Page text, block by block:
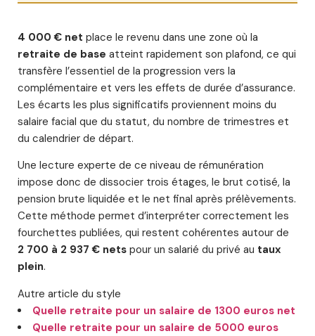
4 000 € net place le revenu dans une zone où la
retraite de base atteint rapidement son plafond, ce qui
transfère l’essentiel de la progression vers la
complémentaire et vers les effets de durée d’assurance.
Les écarts les plus significatifs proviennent moins du
salaire facial que du statut, du nombre de trimestres et
du calendrier de départ.
Une lecture experte de ce niveau de rémunération
impose donc de dissocier trois étages, le brut cotisé, la
pension brute liquidée et le net final après prélèvements.
Cette méthode permet d’interpréter correctement les
fourchettes publiées, qui restent cohérentes autour de
2 700 à 2 937 € nets pour un salarié du privé au taux
plein.
Autre article du style
Quelle retraite pour un salaire de 1300 euros net
Quelle retraite pour un salaire de 5000 euros